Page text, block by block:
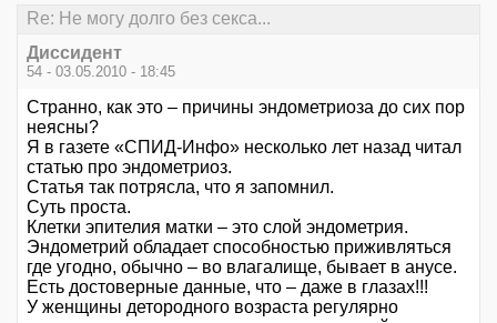
Re: Не могу долго без секса...
Диссидент
54 - 03.05.2010 - 18:45
Странно, как это – причины эндометриоза до сих пор
неясны?
Я в газете «СПИД-Инфо» несколько лет назад читал
статью про эндометриоз.
Статья так потрясла, что я запомнил.
Суть проста.
Клетки эпителия матки – это слой эндометрия.
Эндометрий обладает способностью приживляться
где угодно, обычно – во влагалище, бывает в анусе.
Есть достоверные данные, что – даже в глазах!!!
У женщины детородного возраста регулярно